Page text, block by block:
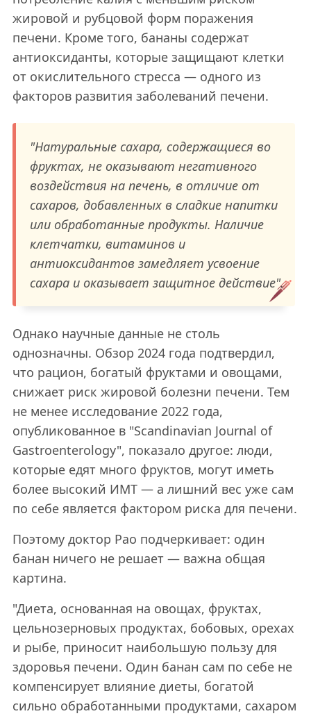
жировой и рубцовой форм поражения
печени. Кроме того, бананы содержат
антиоксиданты, которые защищают клетки
от окислительного стресса — одного из
факторов развития заболеваний печени.
"Натуральные сахара, содержащиеся во
фруктах, не оказывают негативного
воздействия на печень, в отличие от
сахаров, добавленных в сладкие напитки
или обработанные продукты. Наличие
клетчатки, витаминов и
антиоксидантов замедляет усвоение
сахара и оказывает защитное действие".
Однако научные данные не столь
однозначны. Обзор 2024 года подтвердил,
что рацион, богатый фруктами и овощами,
снижает риск жировой болезни печени. Тем
не менее исследование 2022 года,
опубликованное в "Scandinavian Journal of
Gastroenterology", показало другое: люди,
которые едят много фруктов, могут иметь
более высокий ИМТ — а лишний вес уже сам
по себе является фактором риска для печени.
Поэтому доктор Рао подчеркивает: один
банан ничего не решает — важна общая
картина.
"Диета, основанная на овощах, фруктах,
цельнозерновых продуктах, бобовых, орехах
и рыбе, приносит наибольшую пользу для
здоровья печени. Один банан сам по себе не
компенсирует влияние диеты, богатой
сильно обработанными продуктами, сахаром